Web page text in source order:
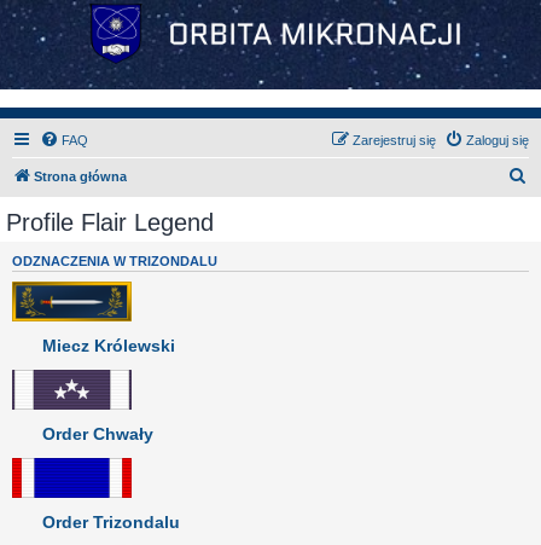
FAQ Zaloguj się
Zarejestruj się
Strona główna
Profile Flair Legend
ODZNACZENIA W TRIZONDALU
Miecz Królewski
Order Chwały
Order Trizondalu